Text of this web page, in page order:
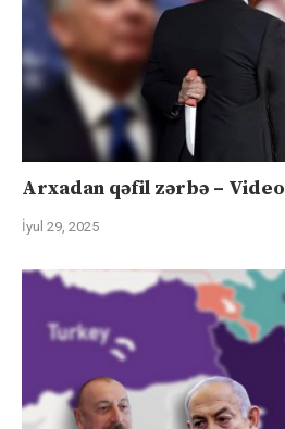
Arxadan qəfil zərbə – Video
İyul 29, 2025